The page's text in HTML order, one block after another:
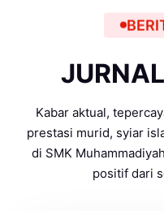
Kabar aktual,
prestasi murid, syiar
di SMK
positif dari